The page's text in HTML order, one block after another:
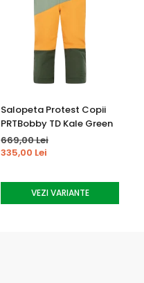
Salopeta Protest Copii
PRTBobby TD Kale Green
669,00 Lei
335,00 Lei
VEZI VARIANTE